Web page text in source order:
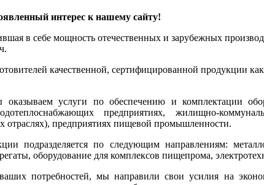
интерес к нашему сайту!
в себе мощность отечественных и зарубежных
качественной, сертифицированной продукции
услуги по обеспечению и комплектации
предприятиях, жилищно-
отраслях), предприятиях пищевой промышленности.
подразделяется по следующим направлениям:
оборудование для комплексов пищепрома,
ваших потребностей, мы направили свои усилия на